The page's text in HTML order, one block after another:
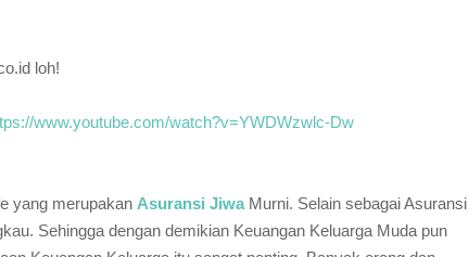
loh!
www.youtube.com/watch?v=YWDWzwlc-Dw
yang merupakan Asuransi JiwaMurni. Selain sebagai Asuransi
Sehingga dengan demikian Keuangan Keluarga Muda pun